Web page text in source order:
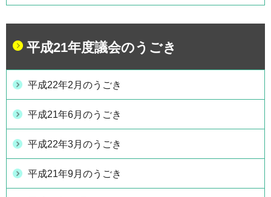
平成21年度議会のうごき
平成22年2月のうごき
平成21年6月のうごき
平成22年3月のうごき
平成21年9月のうごき